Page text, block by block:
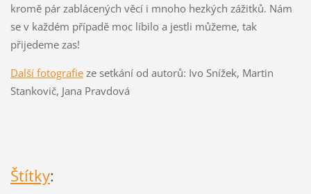
kromě pár zablácených věcí i mnoho hezkých zážitků. Nám
se v každém případě moc líbilo a jestli můžeme, tak
přijedeme zas!
Další fotografieze setkání od autorů: Ivo Snížek, Martin
Stankovič, Jana Pravdová
Štítky: